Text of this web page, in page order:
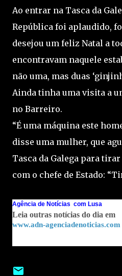
Ao entrar na Tasca da
República foi aplaudido,
desejou um feliz Natal a
encontravam naquele
não uma, mas duas
Ainda tinha uma visita a
no Barreiro.
“É uma máquina este
disse uma mulher, que
Tasca da Galega para
com o chefe de Estado:
Agência de Notícias com Lusa
Leia outras notícias do dia em
www.adn-agenciadenoticias.com